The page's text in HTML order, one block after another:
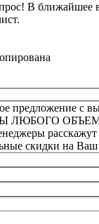
В ближайшее
предложение с
ЛЮБОГО
скидки на Ваш